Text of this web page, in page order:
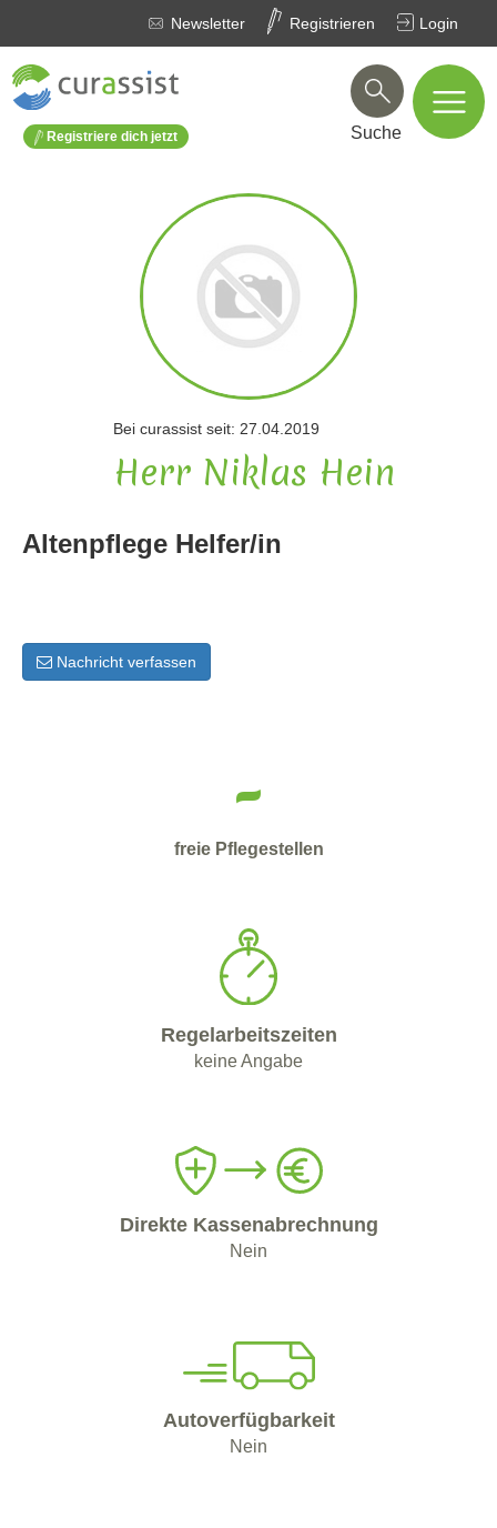
Login
Registrieren
Newsletter
Registriere dich jetzt Suche
Bei curassist seit: 27.04.2019
Herr Niklas Hein
Altenpflege Helfer/in
Nachricht verfassen
-
freie Pflegestellen
Regelarbeitszeiten
keine Angabe
Direkte Kassenabrechnung
Nein
Autoverfügbarkeit
Nein